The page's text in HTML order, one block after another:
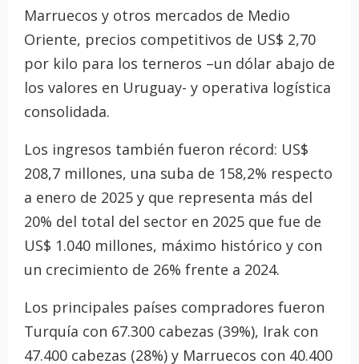
Marruecos y otros mercados de Medio
Oriente, precios competitivos de US$ 2,70
por kilo para los terneros –un dólar abajo de
los valores en Uruguay- y operativa logística
consolidada.
Los ingresos también fueron récord: US$
208,7 millones, una suba de 158,2% respecto
a enero de 2025 y que representa más del
20% del total del sector en 2025 que fue de
US$ 1.040 millones, máximo histórico y con
un crecimiento de 26% frente a 2024.
Los principales países compradores fueron
Turquía con 67.300 cabezas (39%), Irak con
47.400 cabezas (28%) y Marruecos con 40.400